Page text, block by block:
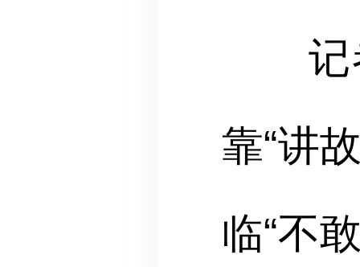
记者
靠“讲
临“不